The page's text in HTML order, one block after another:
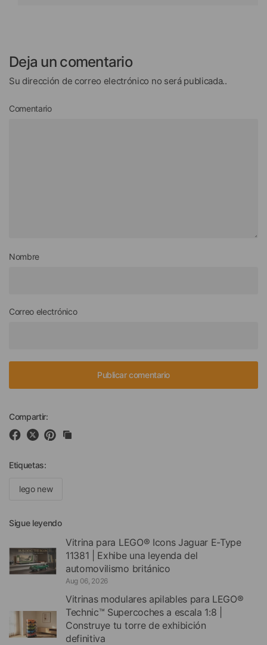
Deja un comentario
Su dirección de correo electrónico no será publicada..
Comentario
Nombre
Correo electrónico
Compartir:
Etiquetas:
lego new
Sigue leyendo
Vitrina para LEGO® Icons Jaguar E-Type
11381 | Exhibe una leyenda del
automovilismo británico
Aug 06, 2026
Vitrinas modulares apilables para LEGO®
Technic™ Supercoches a escala 1:8 |
Construye tu torre de exhibición
definitiva